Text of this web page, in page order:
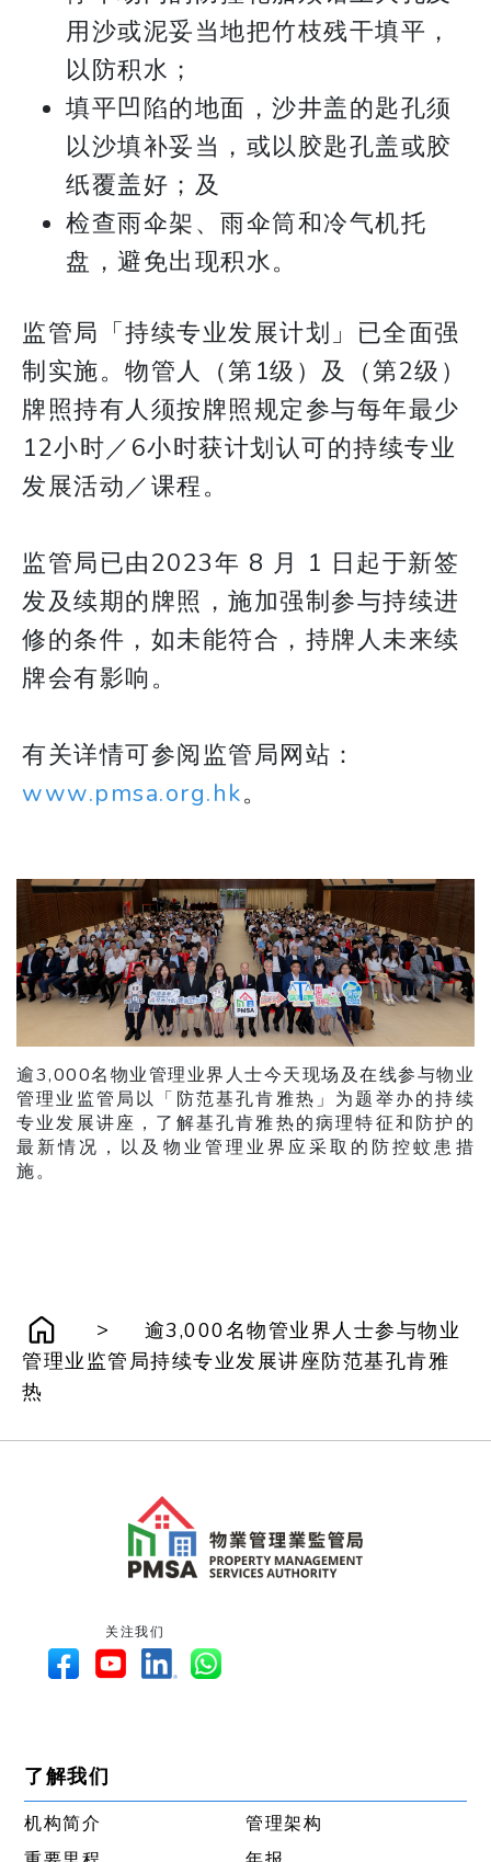
用沙或泥妥当地把竹枝残干填平，
以防积水；
填平凹陷的地面，沙井盖的匙孔须
以沙填补妥当，或以胶匙孔盖或胶
纸覆盖好；及
检查雨伞架、雨伞筒和冷气机托
盘，避免出现积水。
监管局「持续专业发展计划」已全面强
制实施。物管人（第1级）及（第2级）
牌照持有人须按牌照规定参与每年最少
12小时／6小时获计划认可的持续专业
发展活动／课程。
监管局已由2023年 8 月 1 日起于新签
发及续期的牌照，施加强制参与持续进
修的条件，如未能符合，持牌人未来续
牌会有影响。
有关详情可参阅监管局网站：
www.pmsa.org.hk。
逾3,000名物业管理业界人士今天现场及在线参与物业
管理业监管局以「防范基孔肯雅热」为题举办的持续
专业发展讲座，了解基孔肯雅热的病理特征和防护的
最新情况，以及物业管理业界应采取的防控蚊患措
施。
>
逾3,000名物管业界人士参与物业
管理业监管局持续专业发展讲座防范基孔肯雅
热
关注我们
了解我们
机构简介
管理架构